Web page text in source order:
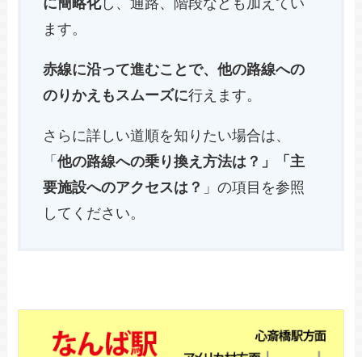
に簡略化し、通路、階段なども加えてい
ます。
赤線に沿って進むことで、他の路線への
のりかえもスムーズに行えます。
さらに詳しい道順を知りたい場合は、
「他の路線への乗り換え方法は？」「主
要施設へのアクセスは？ 」の項目を参照
してください。